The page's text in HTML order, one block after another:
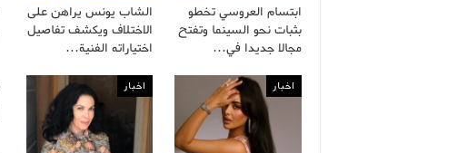
ابتسام العروسي تخطو
بثبات نحو السينما وتفتح
مجالا جديدا في…
الشاب يونس يراهن على
الاختلاف ويكشف تفاصيل
اختياراته الفنية…
اخبار اخبار